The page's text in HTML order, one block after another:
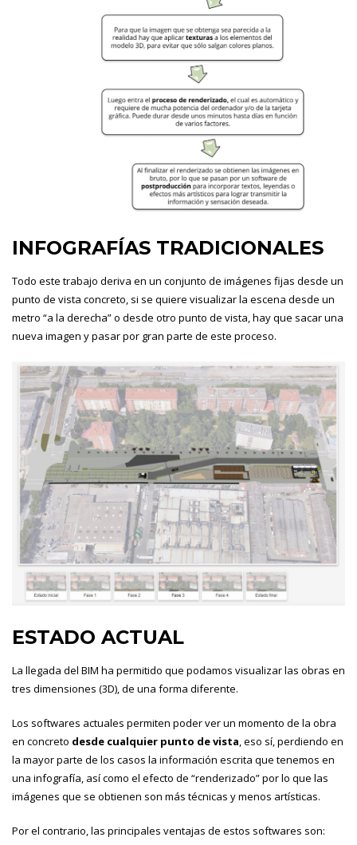
INFOGRAFÍAS TRADICIONALES
Todo este trabajo deriva en un conjunto de imágenes fijas desde un
punto de vista concreto, si se quiere visualizar la escena desde un
metro “a la derecha” o desde otro punto de vista, hay que sacar una
nueva imagen y pasar por gran parte de este proceso.
ESTADO ACTUAL
La llegada del BIM ha permitido que podamos visualizar las obras en
tres dimensiones (3D), de una forma diferente.
Los softwares actuales permiten poder ver un momento de la obra
en concreto desde cualquier punto de vista, eso sí, perdiendo en
la mayor parte de los casos la información escrita que tenemos en
una infografía, así como el efecto de “renderizado” por lo que las
imágenes que se obtienen son más técnicas y menos artísticas.
Por el contrario, las principales ventajas de estos softwares son: